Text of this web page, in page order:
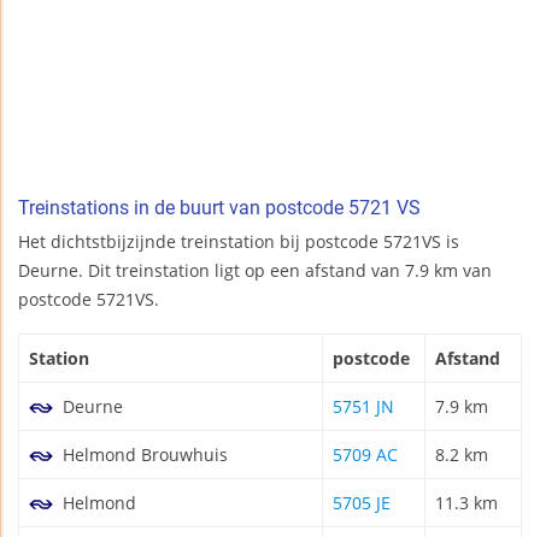
Treinstations in de buurt van postcode 5721 VS
Het dichtstbijzijnde treinstation bij postcode 5721VS is
Deurne. Dit treinstation ligt op een afstand van 7.9 km van
postcode 5721VS.
Station postcode Afstand
Deurne 5751 JN 7.9 km
Helmond Brouwhuis 5709 AC 8.2 km
Helmond 5705 JE 11.3 km